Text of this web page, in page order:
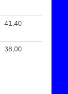
41,40
38,00